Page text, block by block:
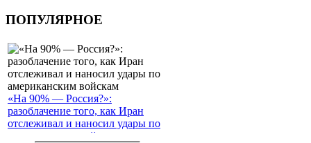
ПОПУЛЯРНОЕ
«На 90% — Россия?»:
разоблачение того, как Иран
отслеживал и наносил удары по
американским войскам